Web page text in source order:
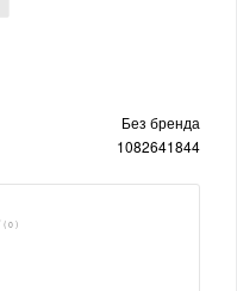
Без бренда
1082641844
( 0 )